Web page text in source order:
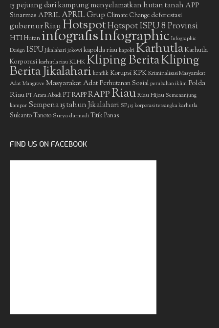
15 pejuang dari kampung menyelamatkan hutan tanah APP
Sinarmas APRIL APRIL Grup Climate Change deforestasi
gubernur RiauHotspotHotspot ISPU 8 Provinsi
HTIHutan infografisInfographic Infographic
Design ISPU Jikalahari jokowi kapolda riau kapolri KarhutlaKarhutla
Korporasikarhutla riauKLHKKliping BeritaKliping
Berita Jikalahari konflik Korupsi KPKKriminalisasi Masyarakat
Adat Mangrove Masyarakat AdatPerhutanan Sosial perubahan iklim Polda
Riau PT Arara Abadi PT RAPPRAPPRiauRiau Hijau Semenanjung
kampar Sempena 15 tahun Jikalahari SP3 15 korporasi tersangka karhutla
Sukanto Tanoto Surya darmadiTitik Panas
FIND US ON FACEBOOK